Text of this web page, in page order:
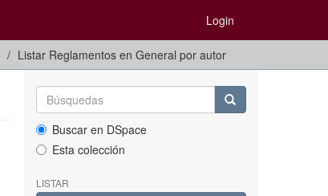
Login
Listar Reglamentos en General por autor
Buscar en DSpace
Esta colección
LISTAR